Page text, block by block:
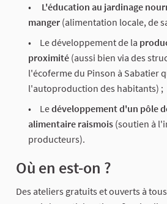
L'éducation au jardinage
manger (alimentation locale, de
Le développement de la
proximité (aussi bien via des
l'écoferme du Pinson à Sabatier
l'autoproduction des habitants) ;
Ledéveloppement d'un pôle
alimentaire raismois (soutien à
producteurs).
Où en est-on ?
Des ateliers gratuits et ouverts à